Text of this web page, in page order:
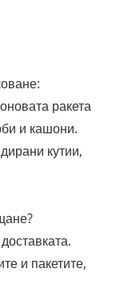
ракета
и кашони.
кутии,
и пакетите,